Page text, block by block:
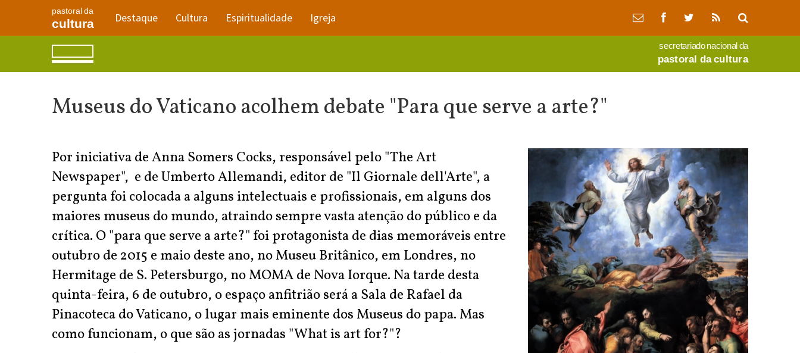
pastoral da
cultura Destaque Cultura Espiritualidade Igreja
secretariado nacional da
pastoral da cultura
Museus do Vaticano acolhem debate "Para que serve a arte?"
Por iniciativa de Anna Somers Cocks, responsável pelo "The Art
Newspaper", e de Umberto Allemandi, editor de "Il Giornale dell'Arte", a
pergunta foi colocada a alguns intelectuais e profissionais, em alguns dos
maiores museus do mundo, atraindo sempre vasta atenção do público e da
crítica. O "para que serve a arte?" foi protagonista de dias memoráveis entre
outubro de 2015 e maio deste ano, no Museu Britânico, em Londres, no
Hermitage de S. Petersburgo, no MOMA de Nova Iorque. Na tarde desta
quinta-feira, 6 de outubro, o espaço anfitrião será a Sala de Rafael da
Pinacoteca do Vaticano, o lugar mais eminente dos Museus do papa. Mas
como funcionam, o que são as jornadas "What is art for?"?